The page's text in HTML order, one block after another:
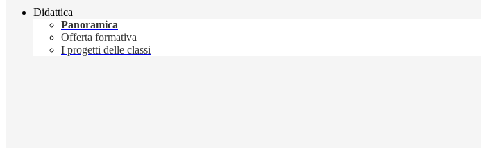
Didattica
Panoramica
Offerta formativa
I progetti delle classi